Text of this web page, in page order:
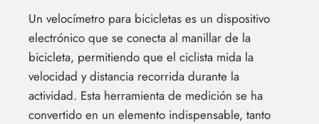
Un velocímetro para bicicletas es un dispositivo
electrónico que se conecta al manillar de la
bicicleta, permitiendo que el ciclista mida la
velocidad y distancia recorrida durante la
actividad. Esta herramienta de medición se ha
convertido en un elemento indispensable, tanto